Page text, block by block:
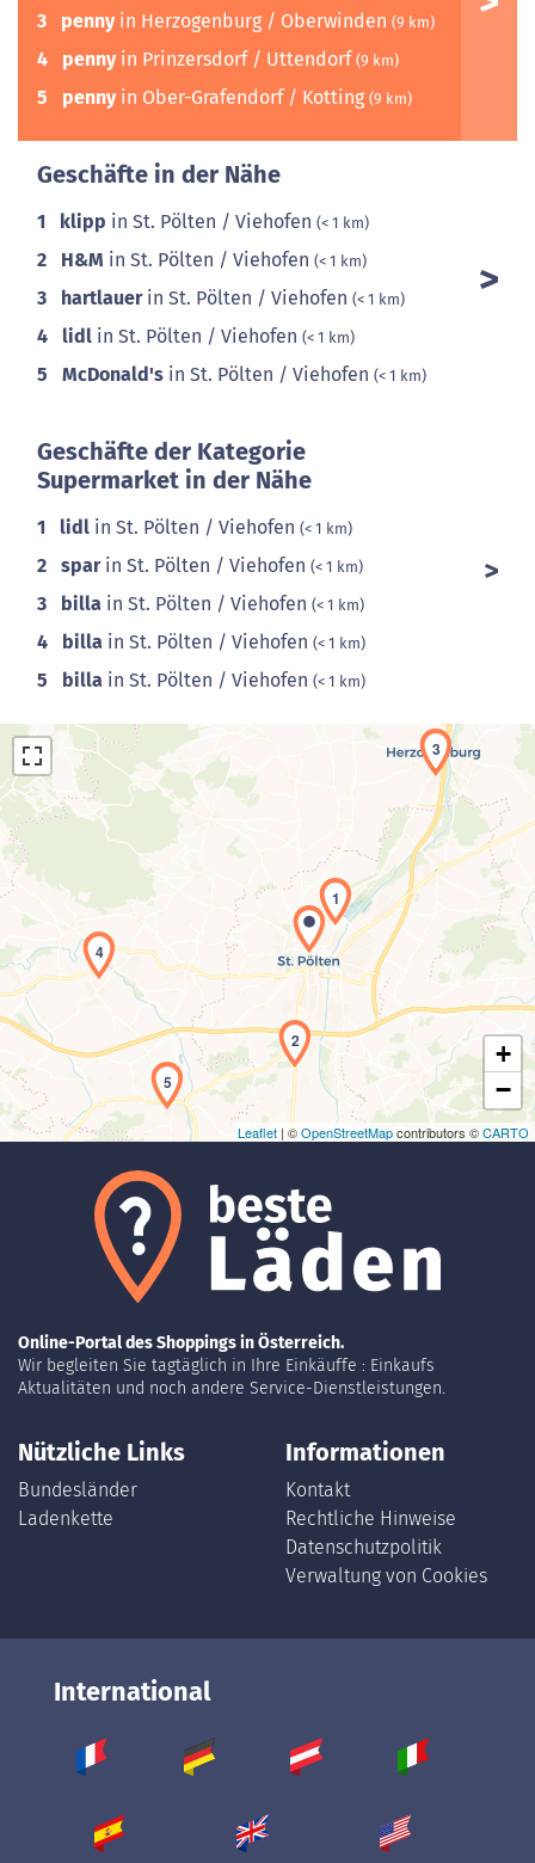
3 pennyin Herzogenburg / Oberwinden (9 km)
4 pennyin Prinzersdorf / Uttendorf (9 km)
5 pennyin Ober-Grafendorf / Kotting (9 km)
Geschäfte in der Nähe
1 klipp in St. Pölten / Viehofen (< 1 km)
2 H&M in St. Pölten / Viehofen (< 1 km)
3 hartlauerin St. Pölten / Viehofen (< 1 km)
4 lidl in St. Pölten / Viehofen (< 1 km)
5 McDonald's in St. Pölten / Viehofen (< 1 km)
Geschäfte der Kategorie
Supermarket in der Nähe
1 lidl in St. Pölten / Viehofen (< 1 km)
2 sparin St. Pölten / Viehofen (< 1 km)
3 billa in St. Pölten / Viehofen (< 1 km)
4 billa in St. Pölten / Viehofen (< 1 km)
5 billa in St. Pölten / Viehofen (< 1 km)
Laden der Karte...
1
2
3
4
5
+
−
Leaflet | ©OpenStreetMapcontributors ©CARTO
Online-Portal des Shoppings in Österreich.
Wir begleiten Sie tagtäglich in Ihre Einkäuffe : Einkaufs
Aktualitäten und noch andere Service-Dienstleistungen.
Nützliche Links
Bundesländer
Ladenkette
Informationen
Kontakt
Rechtliche Hinweise
Datenschutzpolitik
Verwaltung von Cookies
International